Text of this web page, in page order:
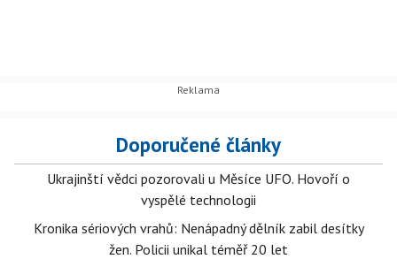
Doporučené články
Ukrajinští vědci pozorovali u Měsíce UFO. Hovoří o
vyspělé technologii
Kronika sériových vrahů: Nenápadný dělník zabil desítky
žen. Policii unikal téměř 20 let